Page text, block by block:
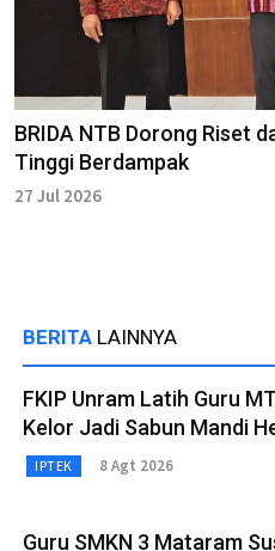
BRIDA NTB Dorong Riset
Tinggi Berdampak
27 Jul 2026
BERITA LAINNYA
FKIP Unram Latih Guru
Kelor Jadi Sabun Mandi
IPTEK 8 Agt 2026
Guru SMKN 3 Mataram